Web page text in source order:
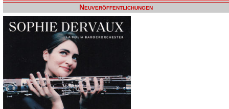
Neuveröffentlichungen